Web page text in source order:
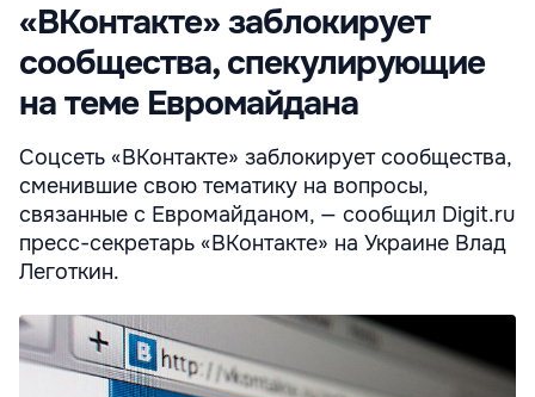
«ВКонтакте» заблокирует
сообщества, спекулирующие
на теме Евромайдана
Соцсеть «ВКонтакте» заблокирует сообщества,
сменившие свою тематику на вопросы,
связанные с Евромайданом, — сообщил Digit.ru
пресс-секретарь «ВКонтакте» на Украине Влад
Леготкин.